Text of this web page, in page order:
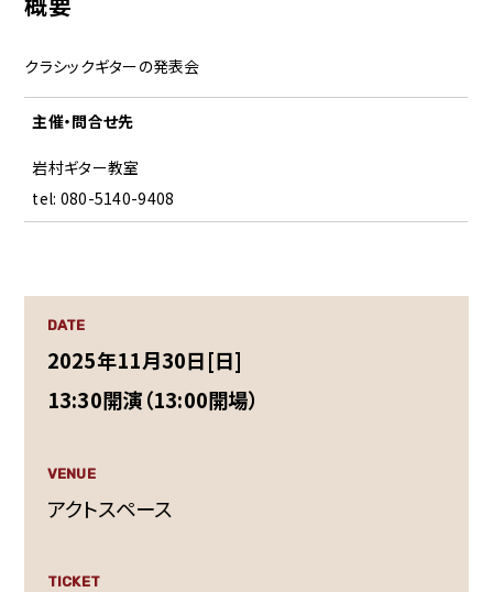
クラシックギターの発表会
主催・問合せ先
岩村ギター教室
tel: 080-5140-9408
DATE
2025年11月30日[日]
13:30開演（13:00開場）
VENUE
アクトスペース
TICKET